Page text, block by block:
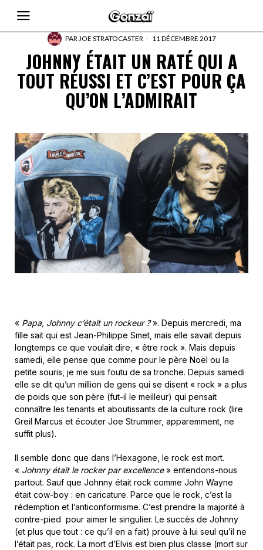
PARJOE STRATOCASTER 11 DÉCEMBRE 2017
JOHNNY ÉTAIT UN RATÉ QUI A
TOUT RÉUSSI ET C’EST POUR ÇA
QU’ON L’ADMIRAIT
« Papa, Johnny c’était un rockeur ?». Depuis mercredi, ma
fille sait qui est Jean-Philippe Smet, mais elle savait depuis
longtemps ce que voulait dire, « être rock ». Mais depuis
samedi, elle pense que comme pour le père Noël ou la
petite souris, je me suis foutu de sa tronche. Depuis samedi
elle se dit qu’un million de gens qui se disent « rock » a plus
de poids que son père (fut-il le meilleur) qui pensait
connaître les tenants et aboutissants de la culture rock (lire
Greil Marcus et écouter Joe Strummer, apparemment, ne
suffit plus).
Il semble donc que dans l’Hexagone, le rock est mort.
« Johnny était le rocker par excellence» entendons-nous
partout. Sauf que Johnny était rock comme John Wayne
était cow-boy : en caricature. Parce que le rock, c’est la
rédemption et l’anticonformisme. C’est prendre la majorité à
contre-pied pour aimer le singulier. Le succès de Johnny
(et plus que tout : ce qu’il en a fait) prouve à lui seul qu’il ne
l’était pas, rock. La mort d’Elvis est bien plus classe (mort sur